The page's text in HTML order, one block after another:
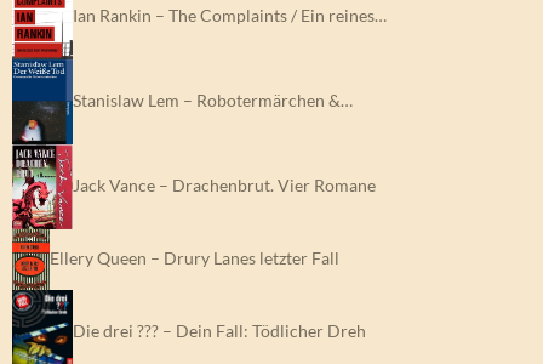
Ian Rankin – The Complaints / Ein reines…
Stanislaw Lem – Robotermärchen &…
Jack Vance – Drachenbrut. Vier Romane
Ellery Queen – Drury Lanes letzter Fall
Die drei ??? – Dein Fall: Tödlicher Dreh